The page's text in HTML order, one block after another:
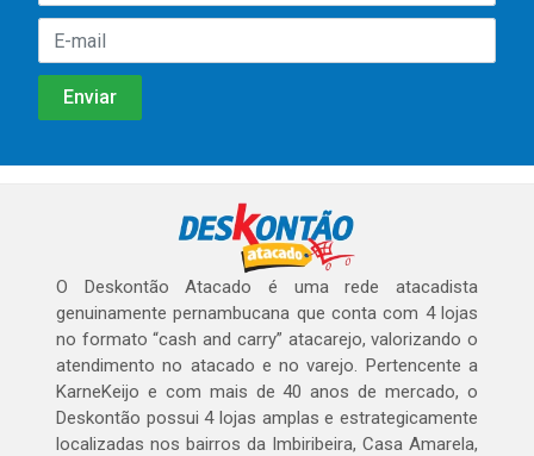
O Deskontão Atacado é uma rede atacadista
genuinamente pernambucana que conta com 4 lojas
no formato “cash and carry” atacarejo, valorizando o
atendimento no atacado e no varejo. Pertencente a
KarneKeijo e com mais de 40 anos de mercado, o
Deskontão possui 4 lojas amplas e estrategicamente
localizadas nos bairros da Imbiribeira, Casa Amarela,